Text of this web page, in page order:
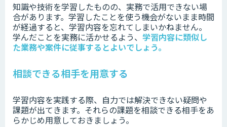
知識や技術を学習したものの、実務で活用できない場
合があります。学習したことを使う機会がないまま時間
が経過すると、学習内容を忘れてしまいかねません。
学んだことを実務に活かせるよう、 学習内容に類似し
た業務や案件に従事するとよいでしょう。
相談できる相手を用意する
学習内容を実践する際、自力では解決できない疑問や
課題が出てきます。それらの課題を相談できる相手をあ
らかじめ用意しておきましょう。